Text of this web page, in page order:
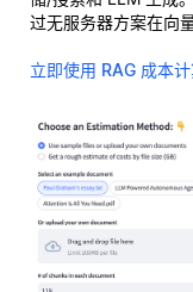
过无服务器方案在向
立即使用 RAG 成本